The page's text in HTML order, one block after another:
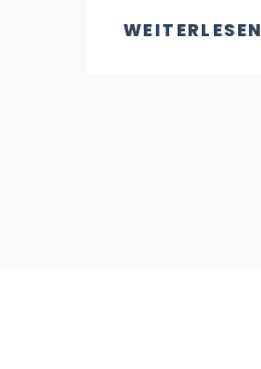
WEITERLESEN